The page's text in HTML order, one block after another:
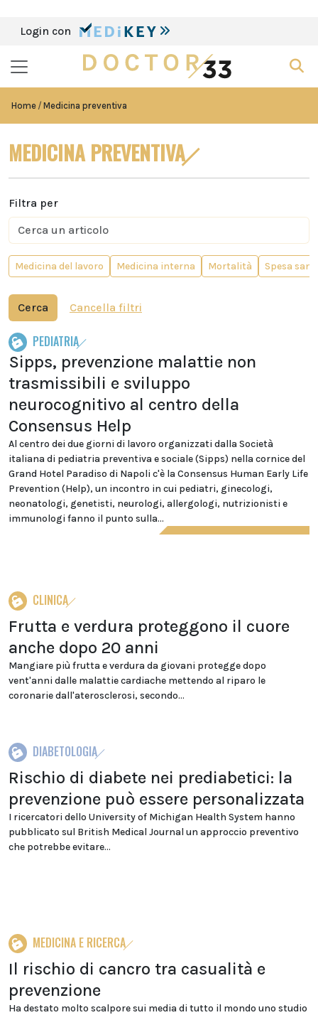
Login con
Home Medicina preventiva
MEDICINA PREVENTIVA
Filtra per
Medicina del lavoro Medicina interna Mortalità Spesa
Cerca Cancella filtri
PEDIATRIA
Sipps, prevenzione malattie non
trasmissibili e sviluppo
neurocognitivo al centro della
Consensus Help
Al centro dei due giorni di lavoro organizzati dalla Società
italiana di pediatria preventiva e sociale (Sipps) nella cornice del
Grand Hotel Paradiso di Napoli c'è la Consensus Human Early Life
Prevention (Help), un incontro in cui pediatri, ginecologi,
neonatologi, genetisti, neurologi, allergologi, nutrizionisti e
immunologi fanno il punto sulla...
CLINICA
Frutta e verdura proteggono il cuore
anche dopo 20 anni
Mangiare più frutta e verdura da giovani protegge dopo
vent'anni dalle malattie cardiache mettendo al riparo le
coronarie dall'aterosclerosi, secondo...
DIABETOLOGIA
Rischio di diabete nei prediabetici: la
prevenzione può essere personalizzata
I ricercatori dello University of Michigan Health System hanno
pubblicato sul British Medical Journal un approccio preventivo
che potrebbe evitare...
MEDICINA E RICERCA
Il rischio di cancro tra casualità e
prevenzione
Ha destato molto scalpore sui media di tutto il mondo uno studio